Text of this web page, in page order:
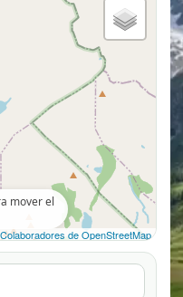
Colaboradores de OpenStreetMap
mover el